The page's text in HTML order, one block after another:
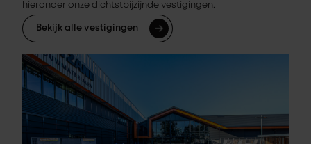
hieronder onze dichtstbijzijnde vestigingen.
Bekijk alle vestigingen